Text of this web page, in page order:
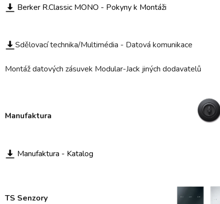
Berker R.Classic MONO - Pokyny k Montáži
Sdělovací technika/Multimédia - Datová komunikace
Montáž datových zásuvek Modular-Jack jiných dodavatelů
Manufaktura
Manufaktura - Katalog
TS Senzory